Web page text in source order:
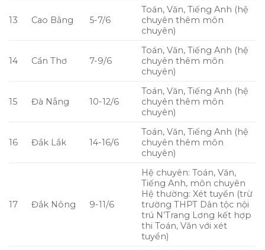
13 Cao Bằng 5-7/6
Toán, Văn, Tiếng Anh (hệ
chuyên thêm môn
chuyên)
14 Cần Thơ 7-9/6
Toán, Văn, Tiếng Anh (hệ
chuyên thêm môn
chuyên)
15 Đà Nẵng 10-12/6
Toán, Văn, Tiếng Anh (hệ
chuyên thêm môn
chuyên)
16 Đắk Lắk 14-16/6
Toán, Văn, Tiếng Anh (hệ
chuyên thêm môn
chuyên)
17 Đắk Nông 9-11/6
Hệ chuyên: Toán, Văn,
Tiếng Anh, môn chuyên
Hệ thường: Xét tuyển (trừ
trường THPT Dân tộc nội
trú N’Trang Lơng kết hợp
thi Toán, Văn với xét
tuyển)